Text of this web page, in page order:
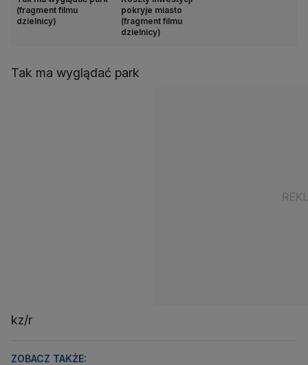
(fragment filmu
dzielnicy)
pokryje miasto
(fragment filmu
dzielnicy)
Tak ma wyglądać park
kz/r
ZOBACZ TAKŻE: